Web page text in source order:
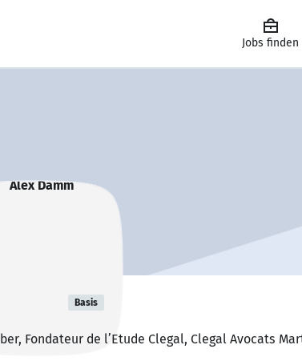
Jobs finden
Basis
Fondateur de l’Etude Clegal, Clegal Avocats